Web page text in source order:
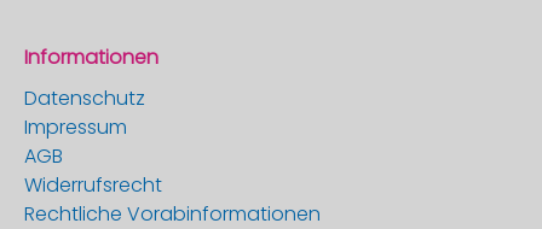
Informationen
Datenschutz
Impressum
AGB
Widerrufsrecht
Rechtliche Vorabinformationen